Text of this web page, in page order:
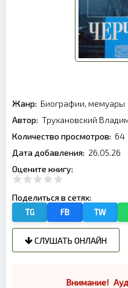
Жанр: Биографии, мемуары
Автор: Трухановский
Количество просмотров: 64
Дата добавления: 26.05.26
Оцените книгу:
Поделиться в сетях:
TG FB TW
СЛУШАТЬ ОНЛАЙН
Внимание!